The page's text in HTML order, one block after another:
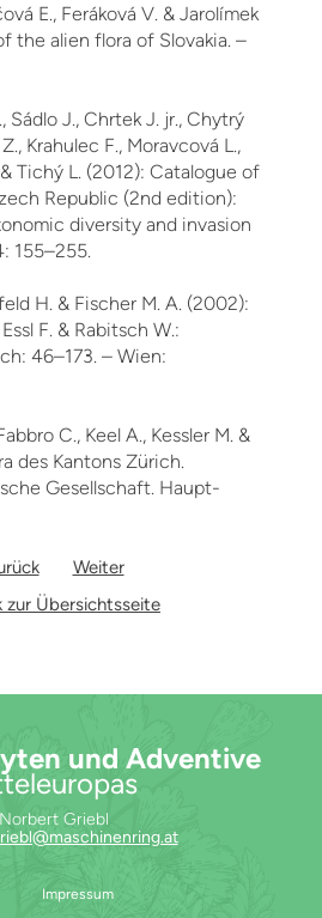
E., Feráková V. & Jarolímek
the alien flora of Slovakia. –
Sádlo J., Chrtek J. jr., Chytrý
Krahulec F., Moravcová L.,
Tichý L. (2012): Catalogue of
Re­public (2nd edition):
diversity and invasion
155–255.
H. & Fischer M. A. (2002):
F. & Rabitsch W.:
46–173. – Wien:
C., Keel A., Kessler M. &
des Kantons Zürich.
Gesellschaft. Haupt-
Weiter
zur Übersichtsseite
und Adventive
Norbert Griebl
Impressum